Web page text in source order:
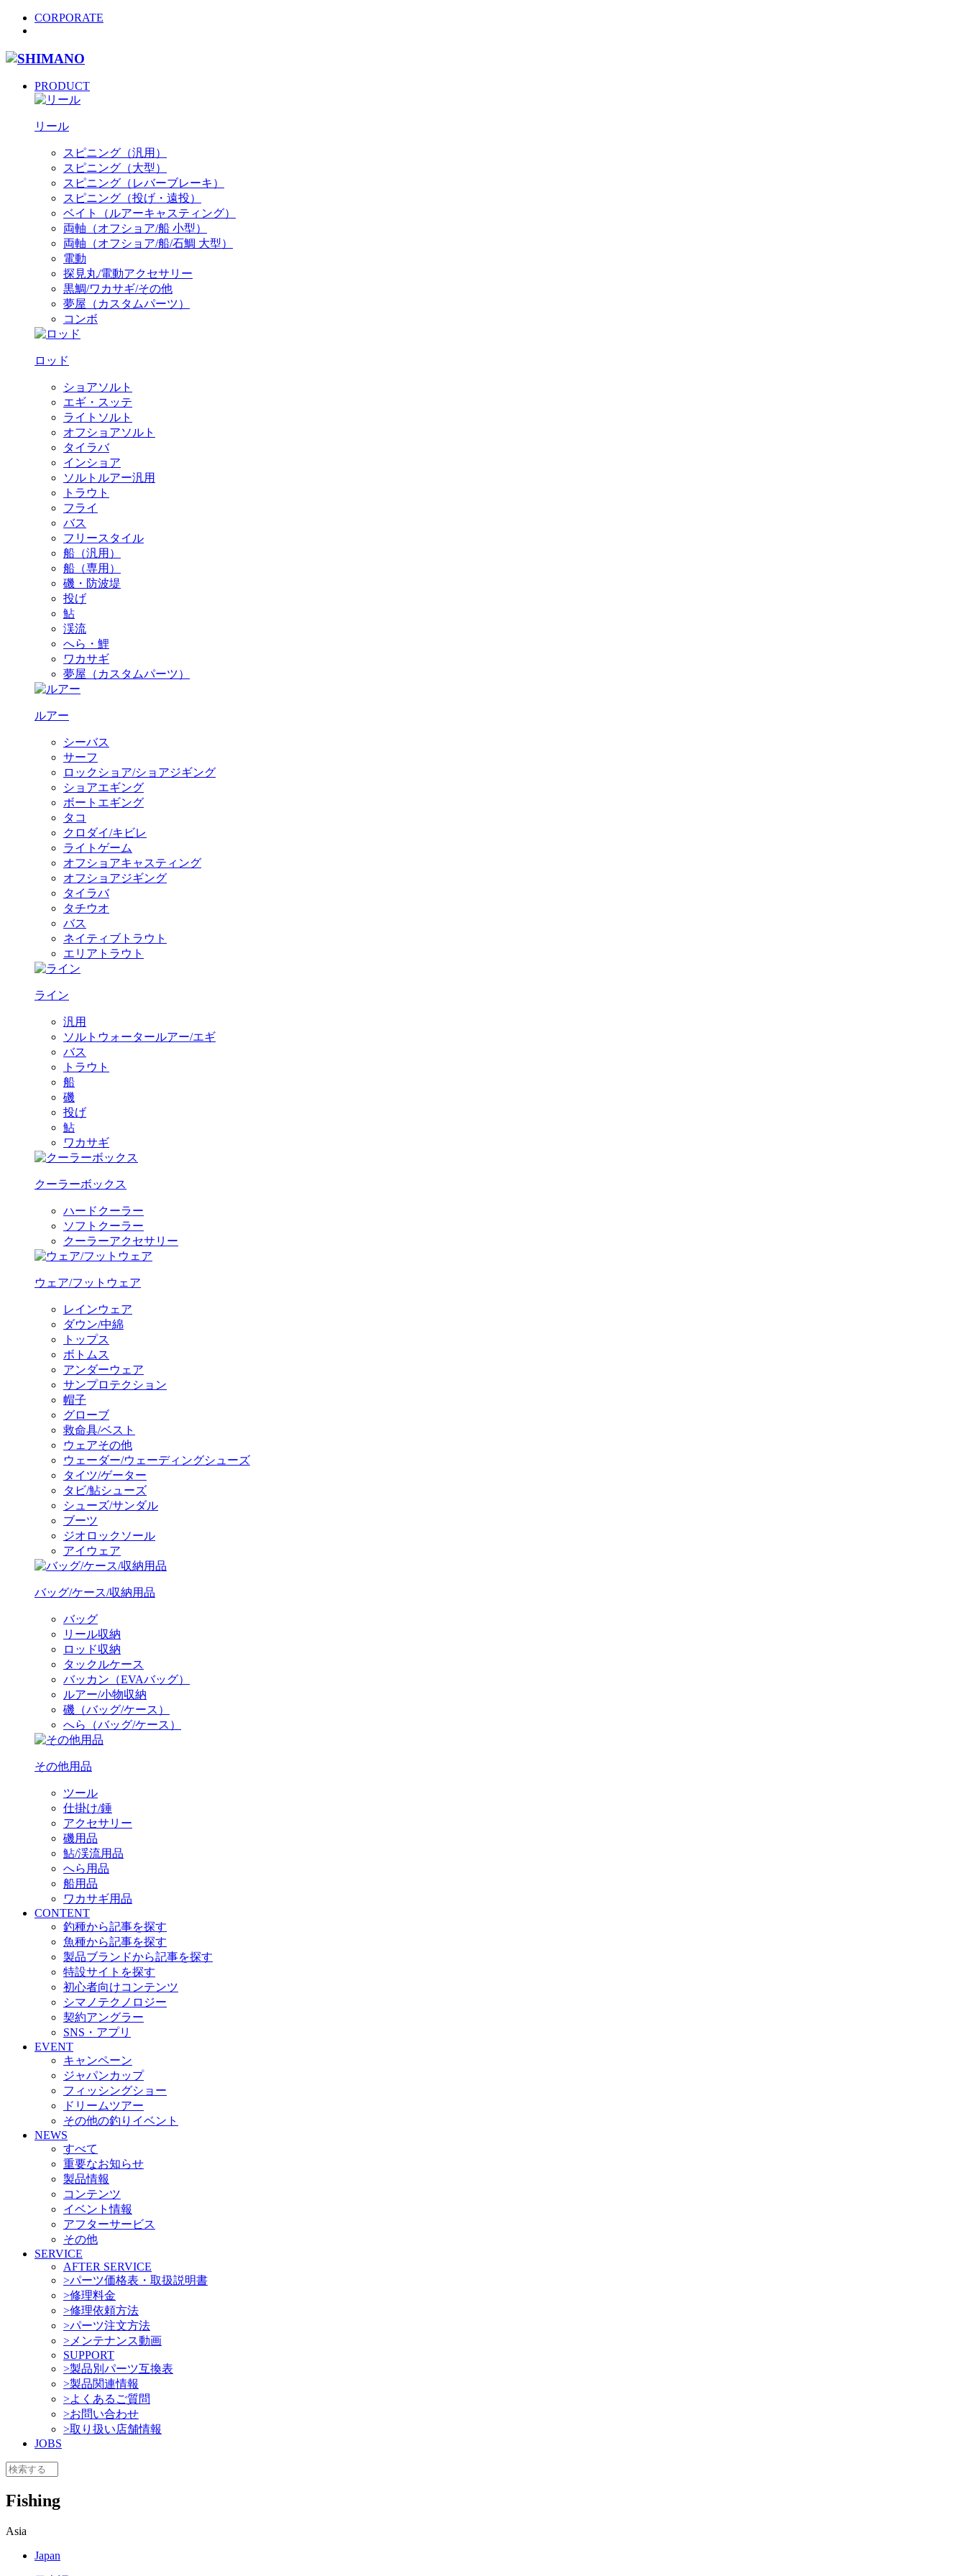
CORPORATE
PRODUCT
リール
スピニング（汎用）
スピニング（大型）
スピニング（レバーブレーキ）
スピニング（投げ・遠投）
ベイト（ルアーキャスティング）
両軸（オフショア/船 小型）
両軸（オフショア/船/石鯛 大型）
電動
探見丸/電動アクセサリー
黒鯛/ワカサギ/その他
夢屋（カスタムパーツ）
コンボ
ロッド
ショアソルト
エギ・スッテ
ライトソルト
オフショアソルト
タイラバ
インショア
ソルトルアー汎用
トラウト
フライ
バス
フリースタイル
船（汎用）
船（専用）
磯・防波堤
投げ
鮎
渓流
へら・鯉
ワカサギ
夢屋（カスタムパーツ）
ルアー
シーバス
サーフ
ロックショア/ショアジギング
ショアエギング
ボートエギング
タコ
クロダイ/キビレ
ライトゲーム
オフショアキャスティング
オフショアジギング
タイラバ
タチウオ
バス
ネイティブトラウト
エリアトラウト
ライン
汎用
ソルトウォータールアー/エギ
バス
トラウト
船
磯
投げ
鮎
ワカサギ
クーラーボックス
ハードクーラー
ソフトクーラー
クーラーアクセサリー
ウェア/フットウェア
レインウェア
ダウン/中綿
トップス
ボトムス
アンダーウェア
サンプロテクション
帽子
グローブ
救命具/ベスト
ウェアその他
ウェーダー/ウェーディングシューズ
タイツ/ゲーター
タビ/鮎シューズ
シューズ/サンダル
ブーツ
ジオロックソール
アイウェア
バッグ/ケース/収納用品
バッグ
リール収納
ロッド収納
タックルケース
バッカン（EVAバッグ）
ルアー/小物収納
磯（バッグ/ケース）
へら（バッグ/ケース）
その他用品
ツール
仕掛け/錘
アクセサリー
磯用品
鮎/渓流用品
へら用品
船用品
ワカサギ用品
CONTENT
釣種から記事を探す
魚種から記事を探す
製品ブランドから記事を探す
特設サイトを探す
初心者向けコンテンツ
シマノテクノロジー
契約アングラー
SNS・アプリ
EVENT
キャンペーン
ジャパンカップ
フィッシングショー
ドリームツアー
その他の釣りイベント
NEWS
すべて
重要なお知らせ
製品情報
コンテンツ
イベント情報
アフターサービス
その他
SERVICE
AFTER SERVICE
>パーツ価格表・取扱説明書
>修理料金
>修理依頼方法
>パーツ注文方法
>メンテナンス動画
SUPPORT
>製品別パーツ互換表
>製品関連情報
>よくあるご質問
>お問い合わせ
>取り扱い店舗情報
JOBS
Fishing
Asia
Japan